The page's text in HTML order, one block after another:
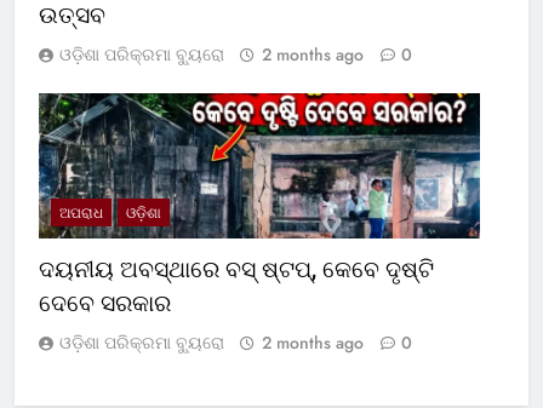
ଉତ୍ସବ
ଓଡ଼ିଶା ପରିକ୍ରମା ବ୍ୟୁରୋ 2 months ago 0
ଅପରାଧ ଓଡ଼ିଶା
ଦୟନୀୟ ଅବସ୍ଥାରେ ବସ୍‌ ଷ୍ଟପ୍‌, କେବେ ଦୃଷ୍ଟି
ଦେବେ ସରକାର
ଓଡ଼ିଶା ପରିକ୍ରମା ବ୍ୟୁରୋ 2 months ago 0